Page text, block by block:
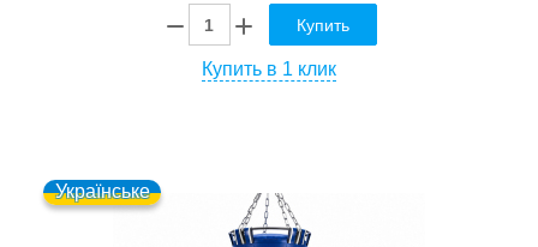
Купить
Купить в 1 клик
Українське